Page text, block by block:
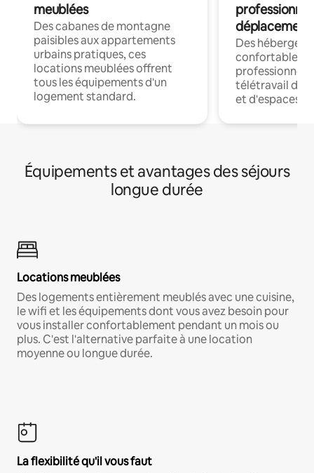
meublées
Des cabanes de montagne
paisibles aux appartements
urbains pratiques, ces
locations meublées offrent
tous les équipements d'un
logement standard.
déplacement
Des
confortables
professionnels
télétravail
et d'espaces
Équipements et avantages des séjours
longue durée
Locations meublées
Des logements entièrement meublés avec une cuisine,
le wifi et les équipements dont vous avez besoin pour
vous installer confortablement pendant un mois ou
plus. C'est l'alternative parfaite à une location
moyenne ou longue durée.
La flexibilité qu'il vous faut